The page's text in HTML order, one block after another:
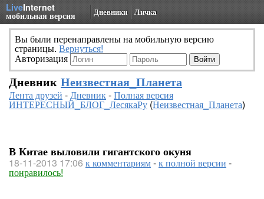
LiveInternet
мобильная версия Дневники Личка
Вы были перенаправлены на мобильную версию
страницы. Вернуться!
Авторизация
Дневник Неизвестная_Планета
Лента друзей -Дневник-Полная версия
ИНТЕРЕСНЫЙ_БЛОГ_ЛесякаРу(Неизвестная_Планета)
В Китае выловили гигантского окуня
18-11-2013 17:06 к комментариям-к полной версии -
понравилось!